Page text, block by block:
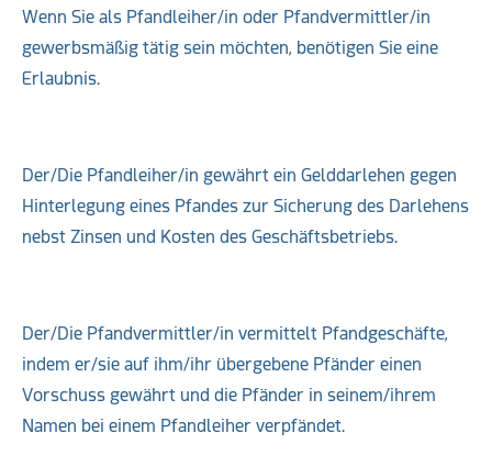
Wenn Sie als Pfandleiher/in oder Pfandvermittler/in
gewerbsmäßig tätig sein möchten, benötigen Sie eine
Erlaubnis.
Der/Die Pfandleiher/in gewährt ein Gelddarlehen gegen
Hinterlegung eines Pfandes zur Sicherung des Darlehens
nebst Zinsen und Kosten des Geschäftsbetriebs.
Der/Die Pfandvermittler/in vermittelt Pfandgeschäfte,
indem er/sie auf ihm/ihr übergebene Pfänder einen
Vorschuss gewährt und die Pfänder in seinem/ihrem
Namen bei einem Pfandleiher verpfändet.